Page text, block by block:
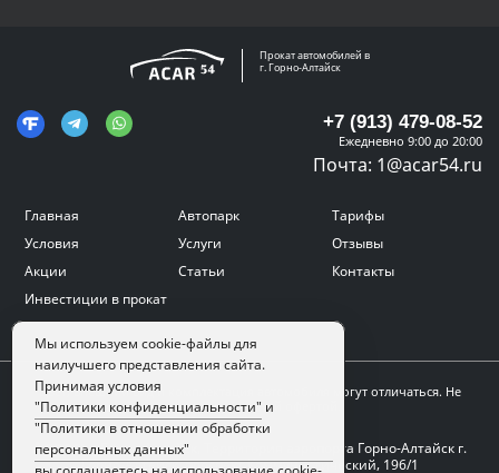
Прокат автомобилей в
г. Горно-Алтайск
+7 (913) 479-08-52
Ежедневно 9:00 до 20:00
Почта: 1@acar54.ru
Главная Автопарк
Тарифы
Условия
Услуги
Отзывы
Акции
Статьи
Контакты
Инвестиции в прокат
Цвет, внешний вид и комплектация автомобиля могут отличаться. Не
является публичной офертой.
Адрес:г. Горно-Алтайск, Территория аэропорта Горно-Алтайск г.
Горно-Алтайск, проспект Коммунистический, 196/1
Мы используем cookie-файлы для
наилучшего представления сайта.
Принимая условия
"Политики конфиденциальности" и
"Политики в отношении обработки
персональных данных"